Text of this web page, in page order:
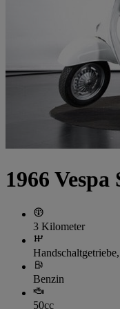
1966
3 Kilometer
Benzin
50cc